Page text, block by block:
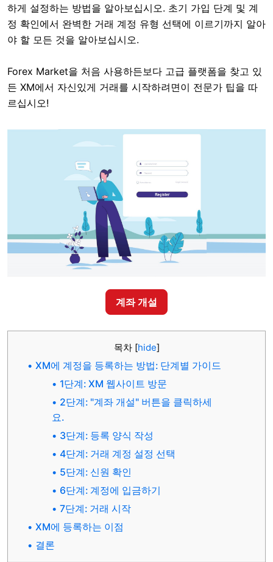
하게 설정하는 방법을 알아보십시오. 초기 가입 단계 및 계
정 확인에서 완벽한 거래 계정 유형 선택에 이르기까지 알아
야 할 모든 것을 알아보십시오.
Forex Market을 처음 사용하든보다 고급 플랫폼을 찾고 있
든 XM에서 자신있게 거래를 시작하려면이 전문가 팁을 따
르십시오!
계좌 개설
목차 [hide]
XM에 계정을 등록하는 방법: 단계별 가이드
1단계: XM 웹사이트 방문
2단계: "계좌 개설" 버튼을 클릭하세
요.
3단계: 등록 양식 작성
4단계: 거래 계정 설정 선택
5단계: 신원 확인
6단계: 계정에 입금하기
7단계: 거래 시작
XM에 등록하는 이점
결론